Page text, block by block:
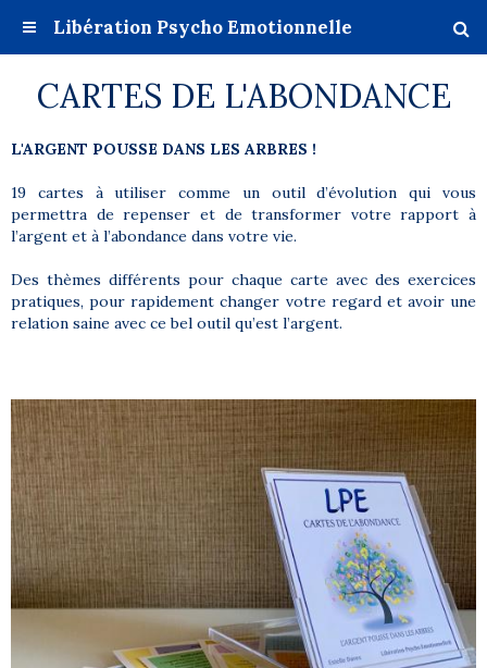
Libération Psycho Emotionnelle
CARTES DE L'ABONDANCE
L'ARGENT POUSSE DANS LES ARBRES !
19 cartes à utiliser comme un outil d’évolution qui vous
permettra de repenser et de transformer votre rapport à
l’argent et à l’abondance dans votre vie.
Des thèmes différents pour chaque carte avec des exercices
pratiques, pour rapidement changer votre regard et avoir une
relation saine avec ce bel outil qu’est l’argent.